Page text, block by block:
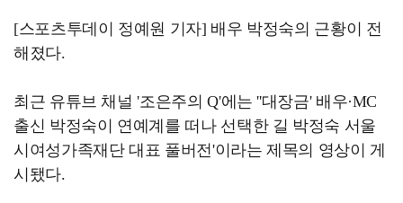
[스포츠투데이 정예원 기자] 배우 박정숙의 근황이 전
해졌다.
최근 유튜브 채널 '조은주의 Q'에는 ''대장금' 배우·MC
출신 박정숙이 연예계를 떠나 선택한 길 박정숙 서울
시여성가족재단 대표 풀버전'이라는 제목의 영상이 게
시됐다.